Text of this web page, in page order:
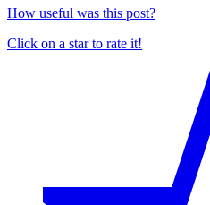
How useful was this post?
Click on a star to rate it!